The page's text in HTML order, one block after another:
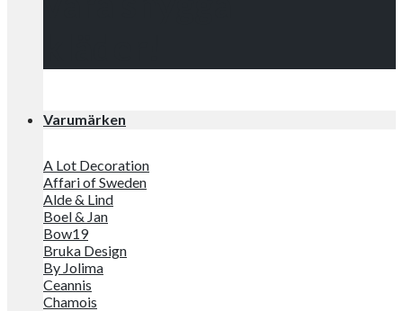
Varumärken
A Lot Decoration
Affari of Sweden
Alde & Lind
Boel & Jan
Bow19
Bruka Design
By Jolima
Ceannis
Chamois